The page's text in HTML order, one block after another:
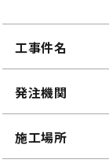
工事件名
発注機関
施工場所